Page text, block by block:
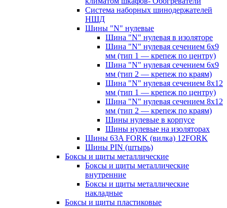
Система наборных шинодержателей
НШД
Шины "N" нулевые
Шина "N" нулевая в изоляторе
Шина "N" нулевая сечением 6х9
мм (тип 1 — крепеж по центру)
Шина "N" нулевая сечением 6х9
мм (тип 2 — крепеж по краям)
Шина "N" нулевая сечением 8х12
мм (тип 1 — крепеж по центру)
Шина "N" нулевая сечением 8х12
мм (тип 2 — крепеж по краям)
Шины нулевые в корпусе
Шины нулевые на изоляторах
Шины 63A FORK (вилка) 12FORK
Шины PIN (штырь)
Боксы и щиты металлические
Боксы и щиты металлические
внутренние
Боксы и щиты металлические
накладные
Боксы и щиты пластиковые